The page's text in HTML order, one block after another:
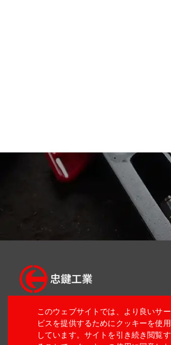
このウェブサイトでは、より良いサー
ビスを提供するためにクッキーを使用
しています。サイトを引き続き閲覧す
04-24914933
04-24914887